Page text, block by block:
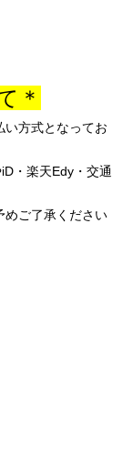
＊
い方式となってお
・楽天Edy・交通
ご了承ください